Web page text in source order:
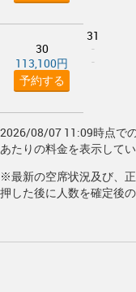
30
113,100円
予約する
31
-
-
2026/08/07 11:09時点で
あたりの料金を表示してい
※最新の空席状況及び、
押した後に人数を確定後